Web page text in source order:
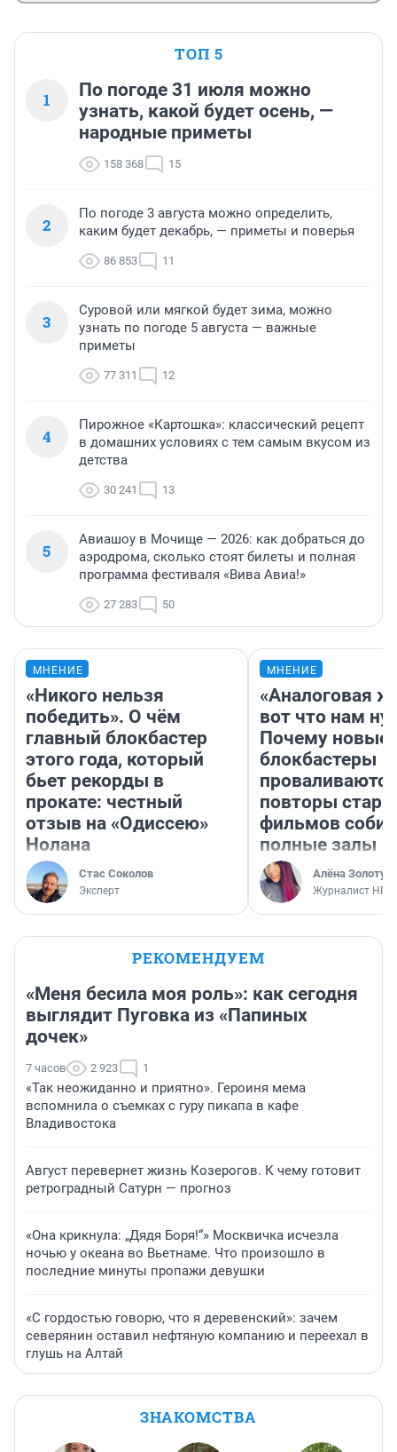
ТОП 5
1
По погоде 31 июля можно
узнать, какой будет осень, —
народные приметы
158 368 15
2
По погоде 3 августа можно определить,
каким будет декабрь, — приметы и поверья
86 853 11
3
Суровой или мягкой будет зима, можно
узнать по погоде 5 августа — важные
приметы
77 311 12
4
Пирожное «Картошка»: классический рецепт
в домашних условиях с тем самым вкусом из
детства
30 241 13
5
Авиашоу в Мочище — 2026: как добраться до
аэродрома, сколько стоят билеты и полная
программа фестиваля «Вива Авиа!»
27 283 50
МНЕНИЕ
«Никого нельзя
победить». О чём
главный блокбастер
этого года, который
бьет рекорды в
прокате: честный
отзыв на «Одиссею»
Нолана
Стас Соколов
Эксперт
МНЕНИЕ
«Аналоговая
вот что нам
Почему новые
блокбастеры
повторы
фильмов
полные залы
Алёна
Журналист НГС
РЕКОМЕНДУЕМ
«Меня бесила моя роль»: как сегодня
выглядит Пуговка из «Папиных
дочек»
7 часов 2 923 1
«Так неожиданно и приятно». Героиня мема
вспомнила о съемках с гуру пикапа в кафе
Владивостока
Август перевернет жизнь Козерогов. К чему готовит
ретроградный Сатурн — прогноз
«Она крикнула: „Дядя Боря!“» Москвичка исчезла
ночью у океана во Вьетнаме. Что произошло в
последние минуты пропажи девушки
«С гордостью говорю, что я деревенский»: зачем
северянин оставил нефтяную компанию и переехал в
глушь на Алтай
ЗНАКОМСТВА